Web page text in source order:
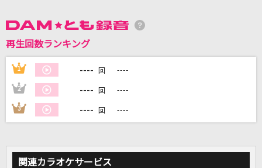
DAMに会員登録・ログインして
カラオケをもっと楽しもう！
自宅でカラオケ歌い放題！
家族や友達と一緒に！練習にも！
再生回数ランキング
1 ---- 回 ----
2 ---- 回 ----
3 ---- 回 ----
関連カラオケサービス